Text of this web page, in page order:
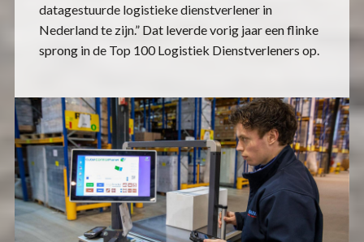
datagestuurde logistieke dienstverlener in
Nederland te zijn.” Dat leverde vorig jaar een flinke
sprong in de Top 100 Logistiek Dienstverleners op.